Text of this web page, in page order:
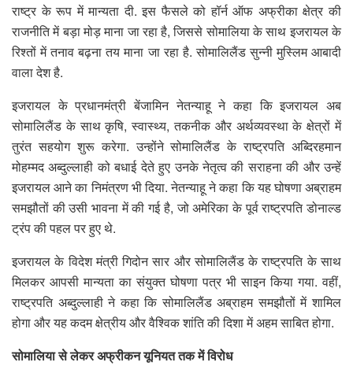
राष्ट्र के रूप में मान्यता दी. इस फैसले को हॉर्न ऑफ अफ्रीका क्षेत्र की
राजनीति में बड़ा मोड़ माना जा रहा है, जिससे सोमालिया के साथ इजरायल के
रिश्तों में तनाव बढ़ना तय माना जा रहा है. सोमालिलैंड सुन्नी मुस्लिम आबादी
वाला देश है.
इजरायल के प्रधानमंत्री बेंजामिन नेतन्याहू ने कहा कि इजरायल अब
सोमालिलैंड के साथ कृषि, स्वास्थ्य, तकनीक और अर्थव्यवस्था के क्षेत्रों में
तुरंत सहयोग शुरू करेगा. उन्होंने सोमालिलैंड के राष्ट्रपति अब्दिरहमान
मोहम्मद अब्दुल्लाही को बधाई देते हुए उनके नेतृत्व की सराहना की और उन्हें
इजरायल आने का निमंत्रण भी दिया. नेतन्याहू ने कहा कि यह घोषणा अब्राहम
समझौतों की उसी भावना में की गई है, जो अमेरिका के पूर्व राष्ट्रपति डोनाल्ड
ट्रंप की पहल पर हुए थे.
इजरायल के विदेश मंत्री गिदोन सार और सोमालिलैंड के राष्ट्रपति के साथ
मिलकर आपसी मान्यता का संयुक्त घोषणा पत्र भी साइन किया गया. वहीं,
राष्ट्रपति अब्दुल्लाही ने कहा कि सोमालिलैंड अब्राहम समझौतों में शामिल
होगा और यह कदम क्षेत्रीय और वैश्विक शांति की दिशा में अहम साबित होगा.
सोमालिया से लेकर अफ्रीकन यूनियत तक में विरोध